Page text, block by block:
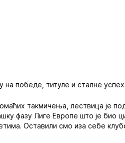
на победе, титуле и сталне
такмичења, лествица је
фазу Лиге Европе што је био
Оставили смо иза себе